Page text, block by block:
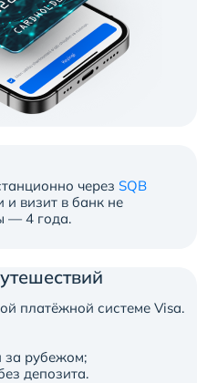
через SQB
и визит в банк не
— 4 года.
платёжной системе Visa.
за рубежом;
депозита.